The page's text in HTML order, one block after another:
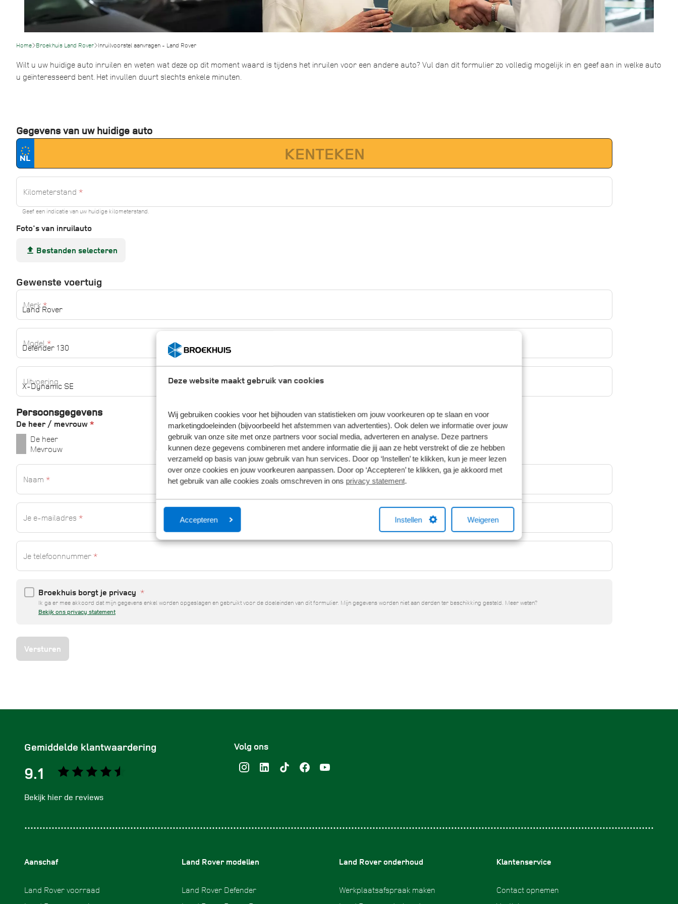
Deze website maakt gebruik van cookies
Wij gebruiken cookies voor het bijhouden van statistieken om jouw voorkeuren op te slaan en voor
marketingdoeleinden (bijvoorbeeld het afstemmen van advertenties). Ook delen we informatie over jouw
gebruik van onze site met onze partners voor social media, adverteren en analyse. Deze partners
kunnen deze gegevens combineren met andere informatie die jij aan ze hebt verstrekt of die ze hebben
verzameld op basis van jouw gebruik van hun services. Door op ‘Instellen’ te klikken, kun je meer lezen
over onze cookies en jouw voorkeuren aanpassen. Door op ‘Accepteren’ te klikken, ga je akkoord met
het gebruik van alle cookies zoals omschreven in ons privacy statement.
Accepteren Instellen Weigeren
Home Broekhuis Land Rover Inruilvoorstel aanvragen - Land Rover
Wilt u uw huidige auto inruilen en weten wat deze op dit moment waard is tijdens het inruilen voor een andere auto? Vul dan dit formulier zo volledig mogelijk in en geef aan in welke auto
u geïnteresseerd bent. Het invullen duurt slechts enkele minuten.
Gegevens van uw huidige auto
Kilometerstand *
Geef een indicatie van uw huidige kilometerstand.
Foto's van inruilauto
Bestanden selecteren
Gewenste voertuig
Merk*
Model*
Uitvoering
Persoonsgegevens
De heer / mevrouw*
De heer
Mevrouw
Naam *
Je e-mailadres *
Je telefoonnummer*
Broekhuis borgt je privacy *
Ik ga er mee akkoord dat mijn gegevens enkel worden opgeslagen en gebruikt voor de doeleinden van dit formulier. Mijn gegevens worden niet aan derden ter beschikking gesteld. Meer weten?
Bekijk ons privacy statement
Versturen
Gemiddelde klantwaardering
9.1
Bekijk hier de reviews
van
Volg ons
Aanschaf
Land Rover voorraad
Land Rover modellen
Land Rover Defender
Land Rover onderhoud
Werkplaatsafspraak maken
Klantenservice
Contact opnemen